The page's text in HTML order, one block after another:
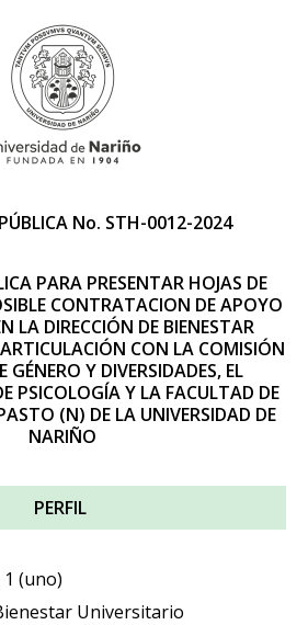
No. STH-0012-2024
PARA PRESENTAR HOJAS DE
CONTRATACION DE APOYO
LA DIRECCIÓN DE BIENESTAR
CON LA COMISIÓN
GÉNERO Y DIVERSIDADES, EL
PSICOLOGÍA Y LA FACULTAD DE
(N) DE LA UNIVERSIDAD DE
NARIÑO
PERFIL
1 (uno)
Universitario